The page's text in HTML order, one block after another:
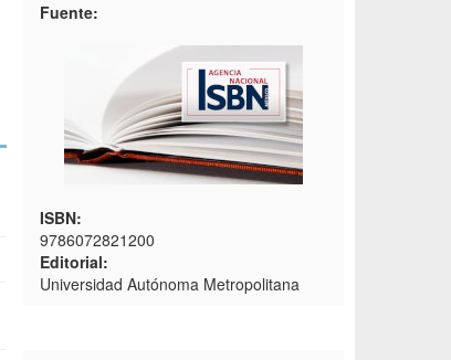
Fuente:
ISBN:
9786072821200
Editorial:
Universidad Autónoma Metropolitana